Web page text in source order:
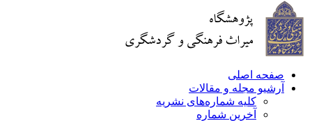
صفحه اصلی
آرشیو مجله و مقالات
کلیه شماره‌های نشریه
آخرین شماره